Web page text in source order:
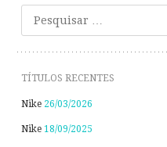
Pesquisar
TÍTULOS RECENTES
Nike 26/03/2026
Nike 18/09/2025